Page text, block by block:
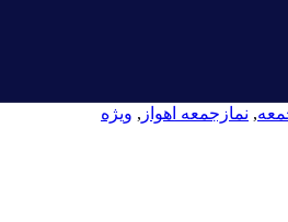
, نمازجمعه اهواز , ویژه